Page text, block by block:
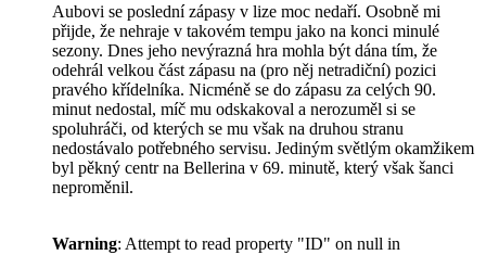
Aubovi se poslední zápasy v lize moc nedaří. Osobně mi
přijde, že nehraje v takovém tempu jako na konci minulé
sezony. Dnes jeho nevýrazná hra mohla být dána tím, že
odehrál velkou část zápasu na (pro něj netradiční) pozici
pravého křídelníka. Nicméně se do zápasu za celých 90.
minut nedostal, míč mu odskakoval a nerozuměl si se
spoluhráči, od kterých se mu však na druhou stranu
nedostávalo potřebného servisu. Jediným světlým okamžikem
byl pěkný centr na Bellerina v 69. minutě, který však šanci
neproměnil.
Warning: Attempt to read property "ID" on null in